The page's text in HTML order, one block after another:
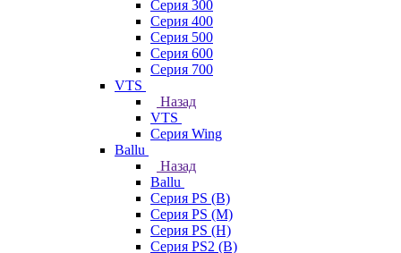
Серия 300
Серия 400
Серия 500
Серия 600
Серия 700
VTS
Назад
VTS
Серия Wing
Ballu
Назад
Ballu
Серия PS (B)
Серия PS (M)
Серия PS (H)
Серия PS2 (B)